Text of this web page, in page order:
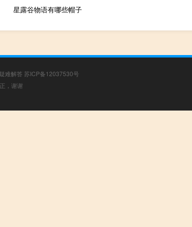
星露谷物语有哪些帽子
疑难解答 苏ICP备12037530号
，谢谢